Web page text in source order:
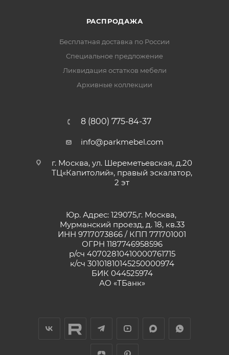
РАСПРОДАЖА
Бесплатная доставка по России
Специальное предложение
Ликвидация остатков мебели
Архивные коллекции
8 (800) 775-84-37
info@parkmebel.com
г. Москва, ул. Шереметьевская, д.20
ТЦ«Капитолий», правый эскалатор,
2 эт
Юр. Адрес: 129075,г. Москва,
Мурманский проезд, д. 18, кв.33
ИНН 9717073866 / КПП 771701001
ОГРН 1187746958596
р/сч 40702810410000761715
к/сч 30101810145250000974
БИК 044525974
АО «ТБанк»